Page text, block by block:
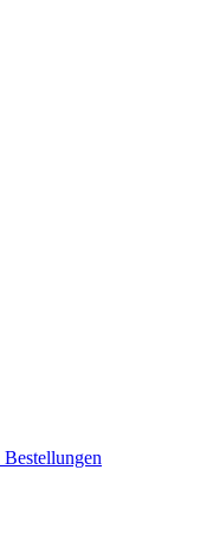
Bestellungen